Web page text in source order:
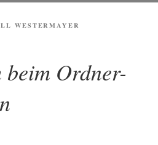
WESTERMAYER
Ordner-